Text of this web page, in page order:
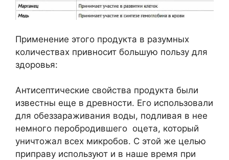
Применение этого продукта в разумных
количествах привносит большую пользу для
здоровья:
Антисептические свойства продукта были
известны еще в древности. Его использовали
для обеззараживания воды, подливая в нее
немного перобродившего оцета, который
уничтожал всех микробов. С этой же целью
приправу используют и в наше время при